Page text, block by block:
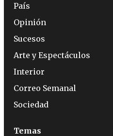
País
Opinión
Sucesos
Arte y Espectáculos
Interior
Correo Semanal
Sociedad
Temas